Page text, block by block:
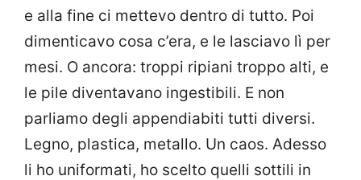
e alla fine ci mettevo dentro di tutto. Poi
dimenticavo cosa c’era, e le lasciavo lì per
mesi. O ancora: troppi ripiani troppo alti, e
le pile diventavano ingestibili. E non
parliamo degli appendiabiti tutti diversi.
Legno, plastica, metallo. Un caos. Adesso
li ho uniformati, ho scelto quelli sottili in